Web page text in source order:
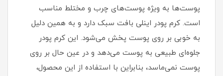
پوست‌ها به ویژه پوست‌های چرب و مختلط مناسب
است. کرم پودر اینلی بافت سبک دارد و به همین دلیل
به خوبی بر روی پوست پخش می‌شود. این کرم پودر
جلوه‌ای طبیعی به پوست می‌دهد و در عین حال بر روی
پوست نمی‌ماسد، بنابراین با استفاده از این محصول،